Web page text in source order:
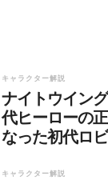
キャラクター解説
ナイトウイン
代ヒーローの
なった初代ロ
キャラクター解説